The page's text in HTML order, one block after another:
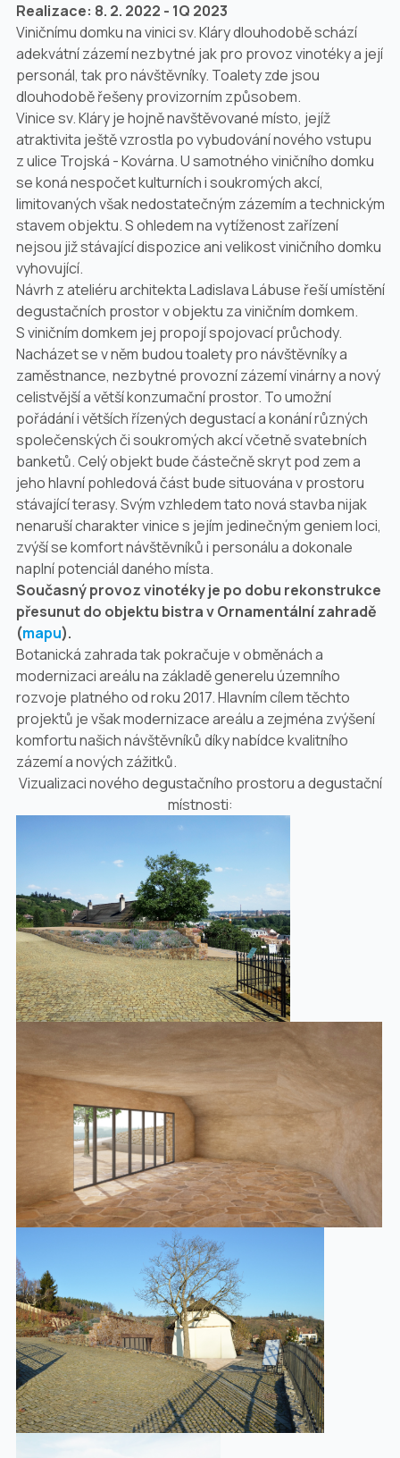
Realizace: 8. 2. 2022 - 1Q 2023
Viničnímu domku na vinici sv. Kláry dlouhodobě schází
adekvátní zázemí nezbytné jak pro provoz vinotéky a její
personál, tak pro návštěvníky. Toalety zde jsou
dlouhodobě řešeny provizorním způsobem.
Vinice sv. Kláry je hojně navštěvované místo, jejíž
atraktivita ještě vzrostla po vybudování nového vstupu
z ulice Trojská - Kovárna. U samotného viničního domku
se koná nespočet kulturních i soukromých akcí,
limitovaných však nedostatečným zázemím a technickým
stavem objektu. S ohledem na vytíženost zařízení
nejsou již stávající dispozice ani velikost viničního domku
vyhovující.
Návrh z ateliéru architekta Ladislava Lábuse řeší umístění
degustačních prostor v objektu za viničním domkem.
S viničním domkem jej propojí spojovací průchody.
Nacházet se v něm budou toalety pro návštěvníky a
zaměstnance, nezbytné provozní zázemí vinárny a nový
celistvější a větší konzumační prostor. To umožní
pořádání i větších řízených degustací a konání různých
společenských či soukromých akcí včetně svatebních
banketů. Celý objekt bude částečně skryt pod zem a
jeho hlavní pohledová část bude situována v prostoru
stávající terasy. Svým vzhledem tato nová stavba nijak
nenaruší charakter vinice s jejím jedinečným geniem loci,
zvýší se komfort návštěvníků i personálu a dokonale
naplní potenciál daného místa.
Současný provoz vinotéky je po dobu rekonstrukce
přesunut do objektu bistra v Ornamentální zahradě
(mapu).
Botanická zahrada tak pokračuje v obměnách a
modernizaci areálu na základě generelu územního
rozvoje platného od roku 2017. Hlavním cílem těchto
projektů je však modernizace areálu a zejména zvýšení
komfortu našich návštěvníků díky nabídce kvalitního
zázemí a nových zážitků.
Vizualizaci nového degustačního prostoru a degustační
místnosti: